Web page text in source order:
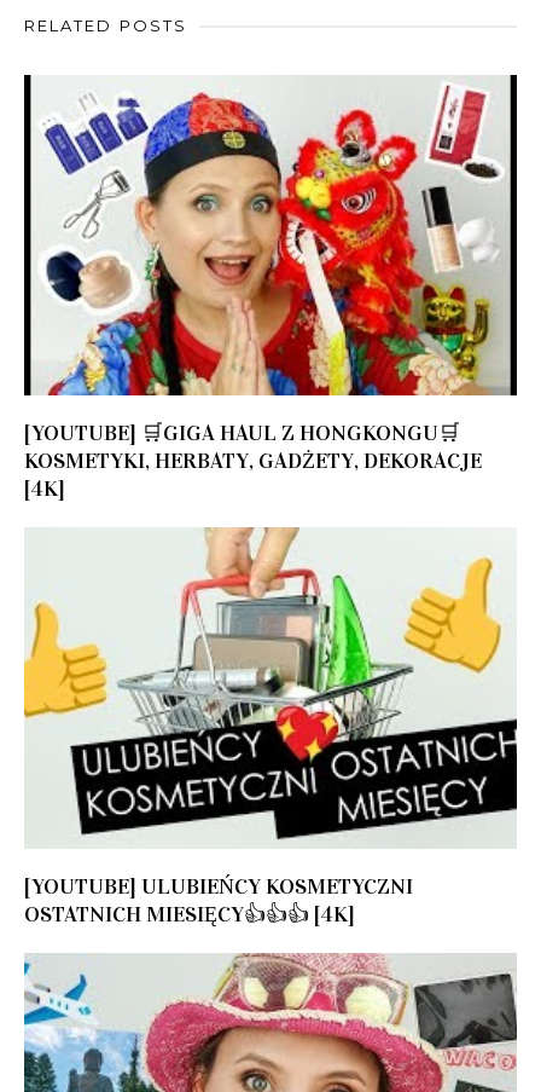
RELATED POSTS
[YOUTUBE] 🛒GIGA HAUL Z HONGKONGU🛒
KOSMETYKI, HERBATY, GADŻETY, DEKORACJE
[4K]
[YOUTUBE] ULUBIEŃCY KOSMETYCZNI
OSTATNICH MIESIĘCY👍👍👍 [4K]